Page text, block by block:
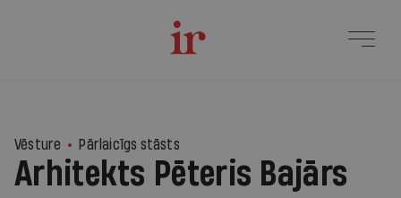
Vēsture Pārlaicīgs stāsts
Arhitekts Pēteris Bajārs